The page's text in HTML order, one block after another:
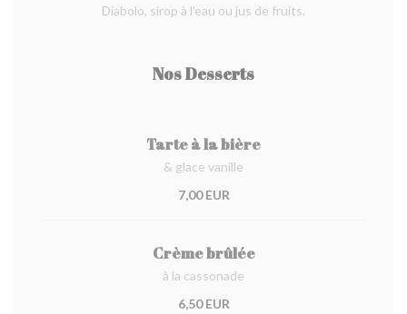
Diabolo, sirop à l'eau ou jus de fruits.
Nos Desserts
Tarte à la bière
& glace vanille
7,00 EUR
Crème brûlée
à la cassonade
6,50 EUR